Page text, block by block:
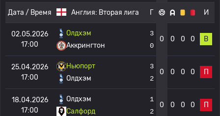
Дата / Время Англия: Вторая лига Г И
02.05.2026
17:00
Олдхэм
Аккрингтон
3
0
0 0 0 0 В
25.04.2026
17:00
Ньюпорт
Олдхэм
3
2
0 0 0 0 П
18.04.2026
17:00
Олдхэм
Салфорд
1
2
0 0 0 0 П